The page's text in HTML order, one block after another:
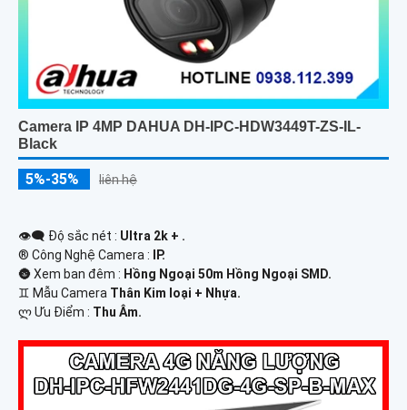
Camera IP 4MP DAHUA DH-IPC-HDW3449T-ZS-IL-
Black
5%-35% liên hệ
👁️‍🗨 Độ sắc nét : Ultra 2k + .
®️ Công Nghệ Camera : IP.
🌚 Xem ban đêm : Hồng Ngoại 50m Hồng Ngoại SMD.
♊ Mẫu Camera Thân Kim loại + Nhựa.
️ლ Ưu Điểm : Thu Âm.